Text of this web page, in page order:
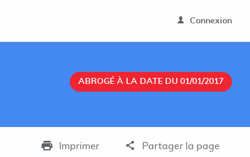
Connexion
ABROGÉ À LA DATE DU 01/01/2017
Imprimer Partager la page